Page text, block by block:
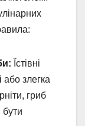
Їстівні
або злегка
гриб
бути